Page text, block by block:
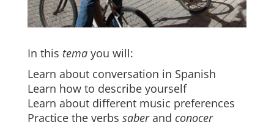
In this temayou will:
Learn about conversation in Spanish
Learn how to describe yourself
Learn about different music preferences
Practice the verbs saberand conocer